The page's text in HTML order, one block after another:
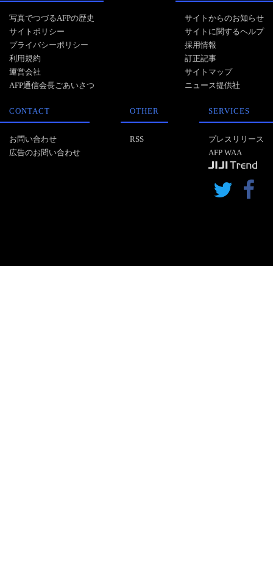
写真でつづるAFPの歴史
サイトポリシー
プライバシーポリシー
利用規約
運営会社
AFP通信会長ごあいさつ
サイトからのお知らせ
サイトに関するヘルプ
採用情報
訂正記事
サイトマップ
ニュース提供社
CONTACT
お問い合わせ
広告のお問い合わせ
OTHER
RSS
SERVICES
プレスリリース
AFP WAA